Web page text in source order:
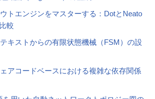
トエンジンをマスターする：DotとNeato
較
キストからの有限状態機械（FSM）の設
アコードベースにおける複雑な依存関係